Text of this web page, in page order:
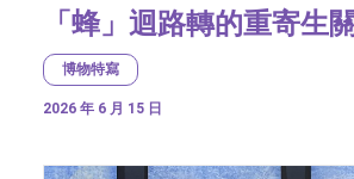
「蜂」迴路轉的重寄生
博物特寫
2026 年 6 月 15 日